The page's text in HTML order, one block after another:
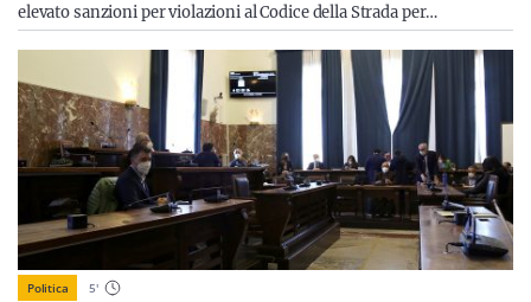
elevato sanzioni per violazioni al Codice della Strada per…
Politica 5'